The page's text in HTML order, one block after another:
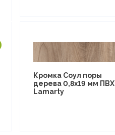
Кромка Соул поры
дерева 0,8х19 мм ПВХ
Lamarty